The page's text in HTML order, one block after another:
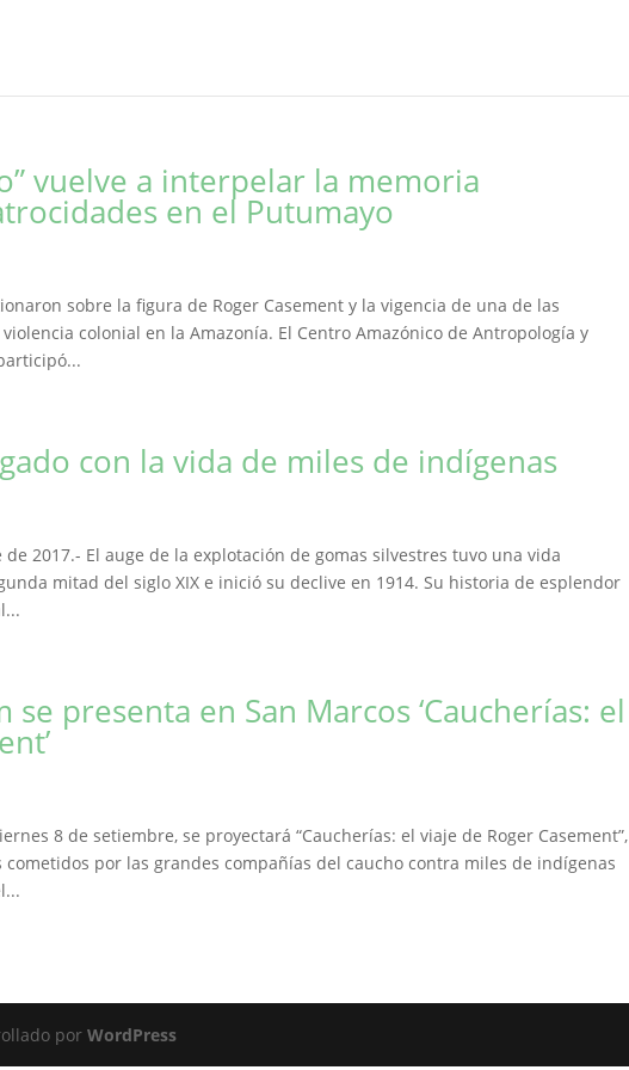
vuelve a interpelar la memoria
en el Putumayo
sobre la figura de Roger Casement y la vigencia de una de las
colonial en la Amazonía. El Centro Amazónico de Antropología y
con la vida de miles de indígenas
2017.- El auge de la explotación de gomas silvestres tuvo una vida
mitad del siglo XIX e inició su declive en 1914. Su historia de esplendor
presenta en San Marcos ‘Caucherías: el
8 de setiembre, se proyectará “Caucherías: el viaje de Roger Casement”,
por las grandes compañías del caucho contra miles de indígenas
porWordPress